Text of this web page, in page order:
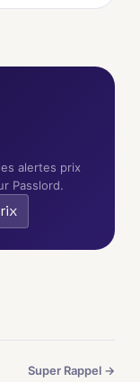
alertes prix
Passlord.
Super Rappel →